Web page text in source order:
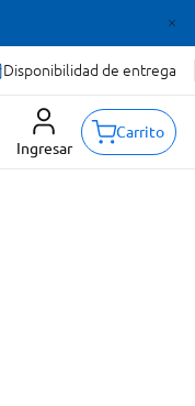
Disponibilidad de entrega
Ingresar
Carrito